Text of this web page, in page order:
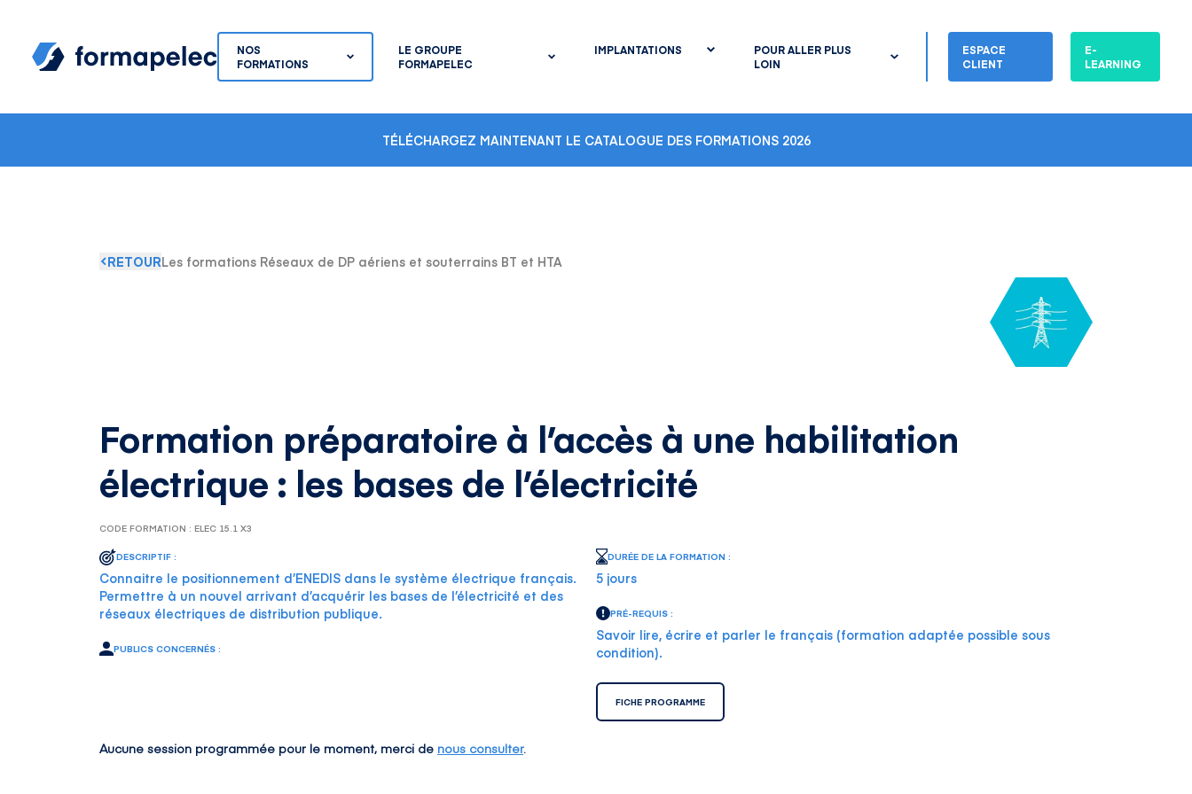
NOS
FORMATIONS
LE GROUPE
FORMAPELEC
IMPLANTATIONS
POUR ALLER PLUS
LOIN
ESPACE
CLIENT
E-
LEARNING
TÉLÉCHARGEZ MAINTENANT LE CATALOGUE DES FORMATIONS 2026
RETOURLes formations Réseaux de DP aériens et souterrains BT et HTA
Formation préparatoire à l’accès à une habilitation
électrique : les bases de l’électricité
CODE FORMATION : ELEC 15.1 X3
DESCRIPTIF :
Connaitre le positionnement d’ENEDIS dans le système électrique français.
Permettre à un nouvel arrivant d’acquérir les bases de l’électricité et des
réseaux électriques de distribution publique.
PUBLICS CONCERNÉS :
DURÉE DE LA FORMATION :
5 jours
PRÉ-REQUIS :
Savoir lire, écrire et parler le français (formation adaptée possible sous
condition).
FICHE PROGRAMME
Aucune session programmée pour le moment, merci de nous consulter.